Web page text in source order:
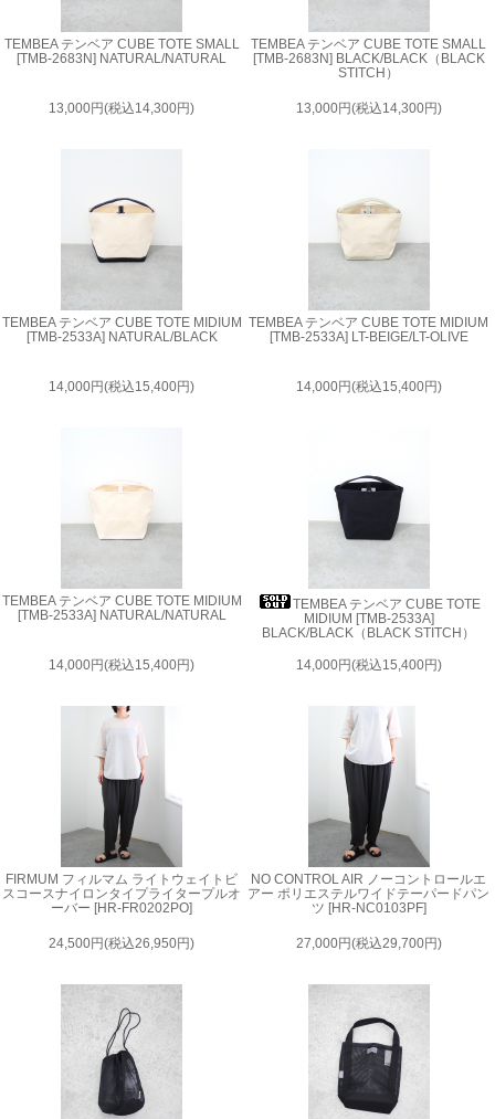
TEMBEA テンベア CUBE TOTE SMALL
[TMB-2683N] NATURAL/NATURAL
13,000円(税込14,300円)
TEMBEA テンベア CUBE TOTE SMALL
[TMB-2683N] BLACK/BLACK（BLACK
STITCH）
13,000円(税込14,300円)
TEMBEA テンベア CUBE TOTE MIDIUM
[TMB-2533A] NATURAL/BLACK
14,000円(税込15,400円)
TEMBEA テンベア CUBE TOTE MIDIUM
[TMB-2533A] LT-BEIGE/LT-OLIVE
14,000円(税込15,400円)
TEMBEA テンベア CUBE TOTE MIDIUM
[TMB-2533A] NATURAL/NATURAL
14,000円(税込15,400円)
TEMBEA テンベア CUBE TOTE
MIDIUM [TMB-2533A]
BLACK/BLACK（BLACK STITCH）
14,000円(税込15,400円)
FIRMUM フィルマム ライトウェイトビ
スコースナイロンタイプライタープルオ
ーバー [HR-FR0202PO]
24,500円(税込26,950円)
NO CONTROL AIR ノーコントロールエ
アー ポリエステルワイドテーパードパン
ツ [HR-NC0103PF]
27,000円(税込29,700円)